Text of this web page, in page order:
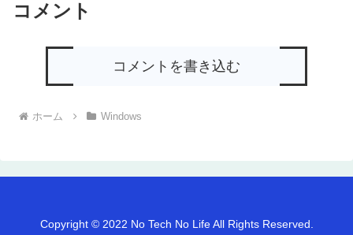
コメント
コメントを書き込む
ホーム Windows
Copyright © 2022 No Tech No Life All Rights Reserved.